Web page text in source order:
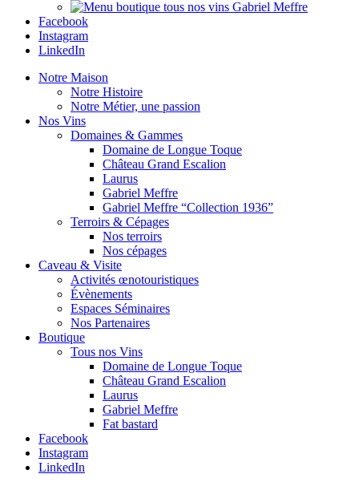
Facebook
Instagram
LinkedIn
Notre Maison
Notre Histoire
Notre Métier, une passion
Nos Vins
Domaines & Gammes
Domaine de Longue Toque
Château Grand Escalion
Laurus
Gabriel Meffre
Gabriel Meffre “Collection 1936”
Terroirs & Cépages
Nos terroirs
Nos cépages
Caveau & Visite
Activités œnotouristiques
Évènements
Espaces Séminaires
Nos Partenaires
Boutique
Tous nos Vins
Domaine de Longue Toque
Château Grand Escalion
Laurus
Gabriel Meffre
Fat bastard
Facebook
Instagram
LinkedIn